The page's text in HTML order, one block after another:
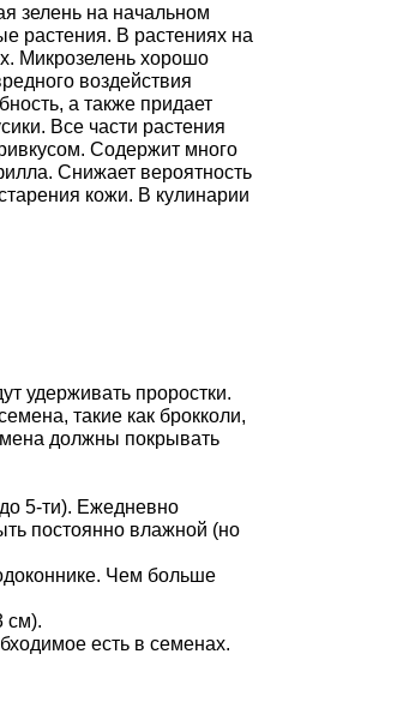
зелень на начальном
растения. В растениях на
Микрозелень хорошо
воздействия
а также придает
Все части растения
Содержит много
Снижает вероятность
кожи. В кулинарии
удерживать проростки.
такие как брокколи,
должны покрывать
5-ти). Ежедневно
постоянно влажной (но
Чем больше
см).
есть в семенах.